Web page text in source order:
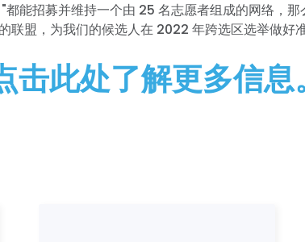
都能招募并维持一个由 25 名志愿者组成的网络，
联盟，为我们的候选人在 2022 年跨选区选举做好准
击此处了解更多信息。